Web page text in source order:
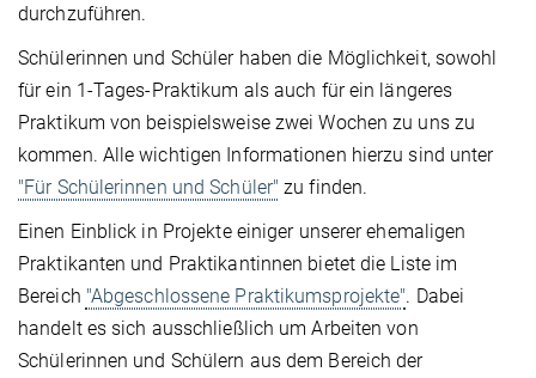
durchzuführen.
Schülerinnen und Schüler haben die Möglichkeit, sowohl
für ein 1-Tages-Praktikum als auch für ein längeres
Praktikum von beispielsweise zwei Wochen zu uns zu
kommen. Alle wichtigen Informationen hierzu sind unter
"Für Schülerinnen und Schüler" zu finden.
Einen Einblick in Projekte einiger unserer ehemaligen
Praktikanten und Praktikantinnen bietet die Liste im
Bereich "Abgeschlossene Praktikumsprojekte". Dabei
handelt es sich ausschließlich um Arbeiten von
Schülerinnen und Schülern aus dem Bereich der